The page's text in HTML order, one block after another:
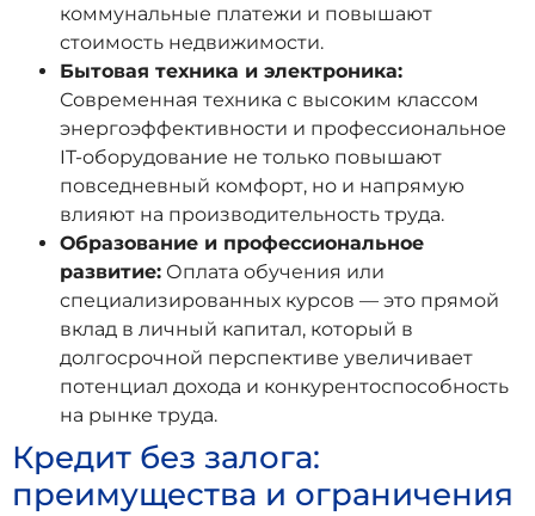
коммунальные платежи и повышают
стоимость недвижимости.
Бытовая техника и электроника:
Современная техника с высоким классом
энергоэффективности и профессиональное
IT-оборудование не только повышают
повседневный комфорт, но и напрямую
влияют на производительность труда.
Образование и профессиональное
развитие: Оплата обучения или
специализированных курсов — это прямой
вклад в личный капитал, который в
долгосрочной перспективе увеличивает
потенциал дохода и конкурентоспособность
на рынке труда.
Кредит без залога:
преимущества и ограничения